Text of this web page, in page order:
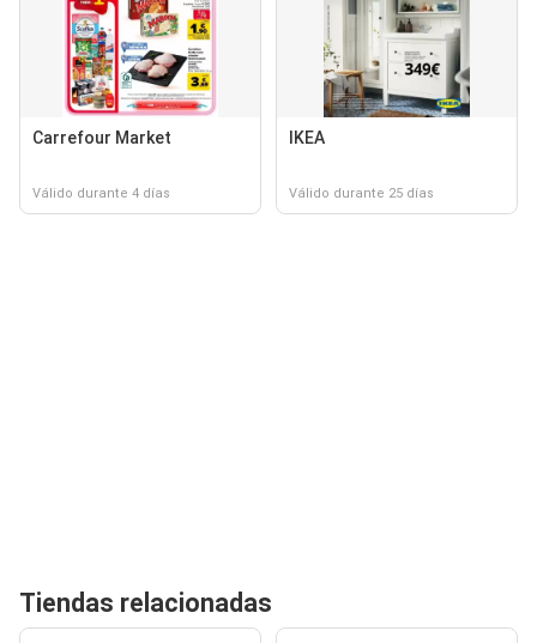
Carrefour Market
Válido durante 4 días
IKEA
Válido durante 25 días
Tiendas relacionadas